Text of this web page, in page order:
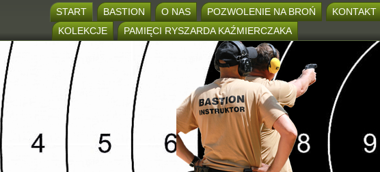
START BASTION O NAS POZWOLENIE NA BROŃ KONTAKT
KOLEKCJE
PAMIĘCI RYSZARDA KAŹMIERCZAKA